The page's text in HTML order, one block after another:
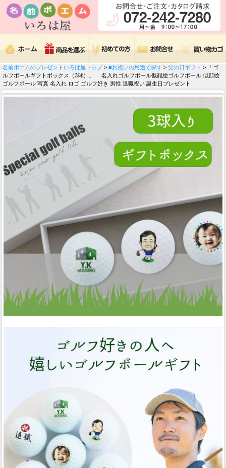
名前ポエムのプレゼントいろは屋トップ> ■お祝いの用途で探す > 父の日ギフト > 「ゴ
ルフボールギフトボックス（3球）」 名入れゴルフボール似顔絵ゴルフボール 似顔絵
ゴルフボール 写真 名入れ ロゴ ゴルフ好き 男性 退職祝い 誕生日プレゼント